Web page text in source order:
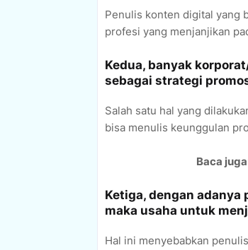
Penulis konten digital yang
profesi yang menjanjikan
Kedua, banyak
sebagai strategi
Salah satu hal yang
bisa menulis keunggulan
Baca
Ketiga, dengan
maka usaha untuk
Hal ini menyebabkan